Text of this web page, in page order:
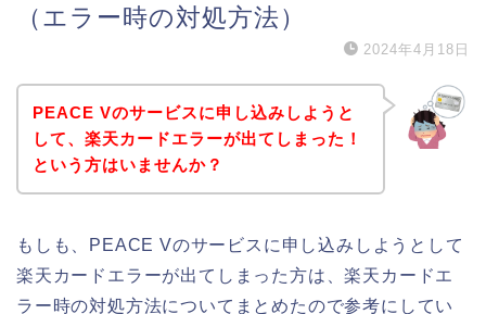
（エラー時の対処方法）
2024年4月18日
PEACE Vのサービスに申し込みしようと
して、楽天カードエラーが出てしまった！
という方はいませんか？
もしも、PEACE Vのサービスに申し込みしようとして
楽天カードエラーが出てしまった方は、楽天カードエ
ラー時の対処方法についてまとめたので参考にしてい